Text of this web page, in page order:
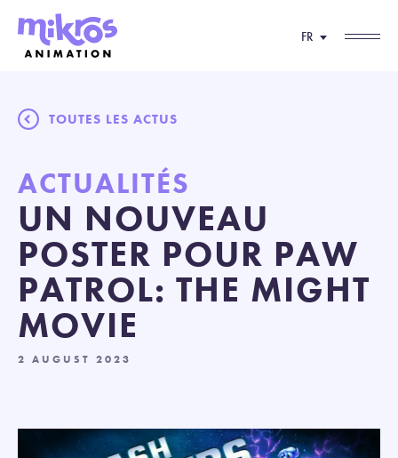
FR
TOUTES LES ACTUS
ACTUALITÉS
UN NOUVEAU
POSTER POUR PAW
PATROL: THE MIGHT
MOVIE
2 AUGUST 2023